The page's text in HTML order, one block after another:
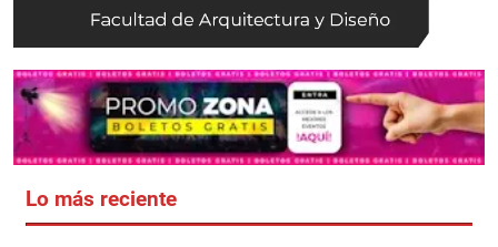
Lo más reciente